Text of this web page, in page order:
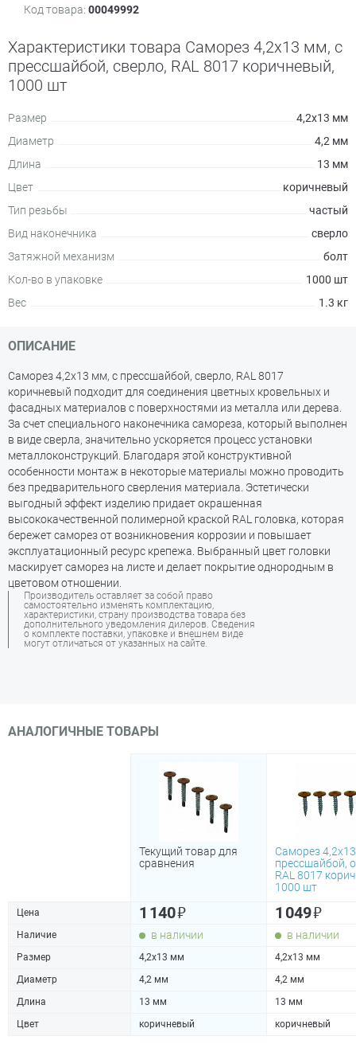
Код товара: 00049992
Характеристики товара Саморез 4,2х13 мм, с
прессшайбой, сверло, RAL 8017 коричневый,
1000 шт
Размер
4,2х13 мм
Диаметр
4,2 мм
Длина
13 мм
Цвет
коричневый
Тип резьбы
частый
Вид наконечника
сверло
Затяжной механизм
болт
Кол-во в упаковке
1000 шт
Вес
1.3 кг
ОПИСАНИЕ
Саморез 4,2х13 мм, с прессшайбой, сверло, RAL 8017
коричневый подходит для соединения цветных кровельных и
фасадных материалов с поверхностями из металла или дерева.
За счет специального наконечника самореза, который выполнен
в виде сверла, значительно ускоряется процесс установки
металлоконструкций. Благодаря этой конструктивной
особенности монтаж в некоторые материалы можно проводить
без предварительного сверления материала. Эстетически
выгодный эффект изделию придает окрашенная
высококачественной полимерной краской RAL головка, которая
бережет саморез от возникновения коррозии и повышает
эксплуатационный ресурс крепежа. Выбранный цвет головки
маскирует саморез на листе и делает покрытие однородным в
цветовом отношении.
Производитель оставляет за собой право
самостоятельно изменять комплектацию,
характеристики, страну производства товара без
дополнительного уведомления дилеров. Сведения
о комплекте поставки, упаковке и внешнем виде
могут отличаться от указанных на сайте.
АНАЛОГИЧНЫЕ ТОВАРЫ
Текущий товар для
сравнения
Саморез
прессшайбой,
RAL 8017
1000 шт
Цена 1 140₽ 1 049₽
Наличие в наличии в наличии
Размер 4,2х13 мм
4,2х13 мм
Диаметр
4,2 мм
4,2 мм
Длина
13 мм
13 мм
Цвет
коричневый коричневый